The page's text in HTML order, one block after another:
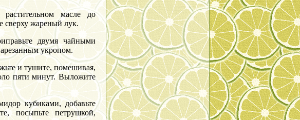
масле до
сверху жареный лук.
двумя чайными
укропом.
и тушите, помешивая,
пяти минут. Выложите
кубиками, добавьте
посыпьте петрушкой,